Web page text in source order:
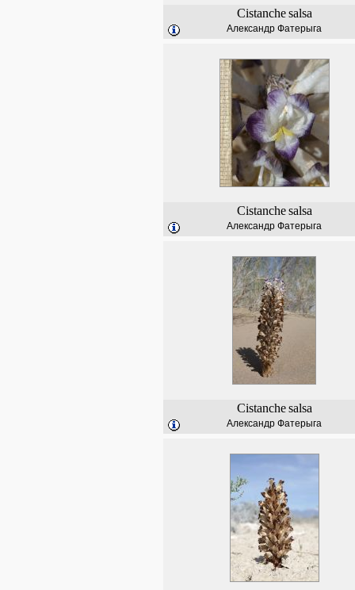
Cistanche salsa
Александр Фатерыга
Cistanche salsa
Александр Фатерыга
Cistanche salsa
Александр Фатерыга